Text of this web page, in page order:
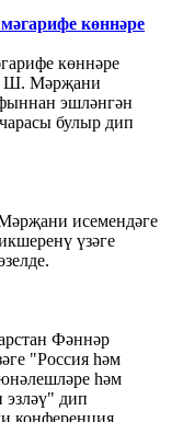
көннәре
көннәре
Ш. Мәрҗани
эшләнгән
булыр дип
исемендәге
үзәге
Фәннәр
"Россия һәм
һәм
эзләү" дип
конференция